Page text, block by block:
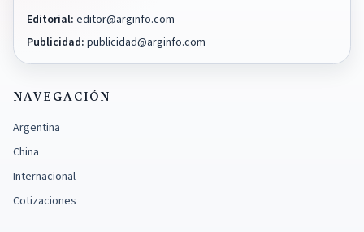
Editorial: editor@arginfo.com
Publicidad: publicidad@arginfo.com
NAVEGACIÓN
Argentina
China
Internacional
Cotizaciones